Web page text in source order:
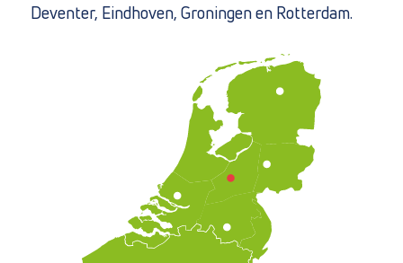
Privacy en cookies
Algemene voorwaarden
Deventer, Eindhoven, Groningen en Rotterdam.